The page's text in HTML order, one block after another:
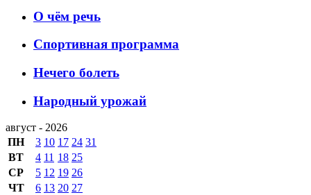
О чём речь
Спортивная программа
Нечего болеть
Народный урожай
август - 2026
ПН
3 10 17 24 31
ВТ
4 11 18 25
СР
5 12 19 26
ЧТ
6 13 20 27